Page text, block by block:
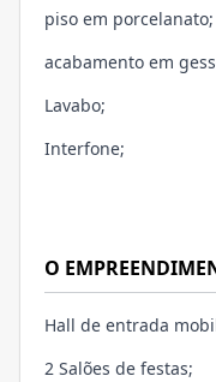
piso em porcelanato;
acabamento em
Lavabo;
Interfone;
O
Hall de entrada
2 Salões de festas;